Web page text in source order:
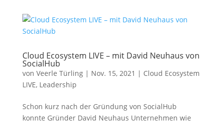
Cloud Ecosystem LIVE – mit David Neuhaus von
SocialHub
von Veerle Türling| Nov. 15, 2021 | Cloud Ecosystem
LIVE, Leadership
Schon kurz nach der Gründung von SocialHub
konnte Gründer David Neuhaus Unternehmen wie